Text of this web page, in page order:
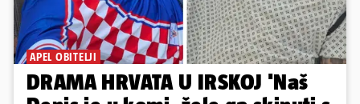
APEL OBITELJI
DRAMA HRVATA U IRSKOJ 'Naš